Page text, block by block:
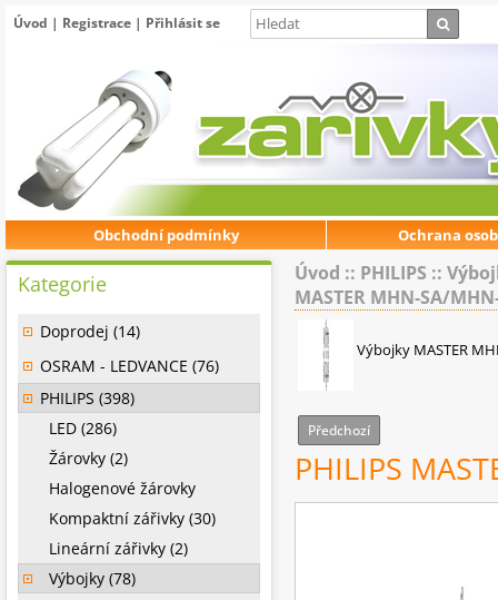
Úvod | Registrace | Přihlásit se
Obchodní podmínky Ochrana
Úvod :: PHILIPS ::
MASTER MHN-SA/
Výbojky MASTER
Předchozí
PHILIPS
Kategorie
Doprodej (14)
OSRAM - LEDVANCE (76)
PHILIPS (398)
LED (286)
Žárovky (2)
Halogenové žárovky
Kompaktní zářivky (30)
Lineární zářivky (2)
Výbojky (78)